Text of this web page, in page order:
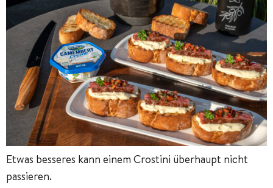
Etwas besseres kann einem Crostini überhaupt nicht
passieren.